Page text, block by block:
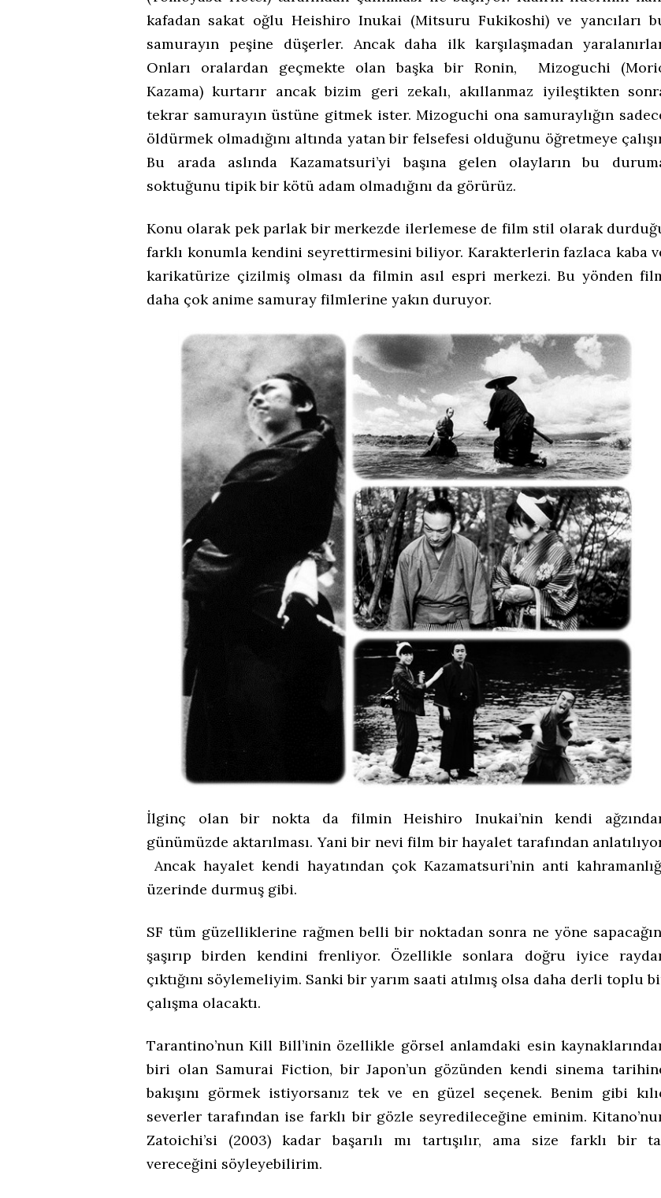
kafadan sakat oğlu Heishiro Inukai (Mitsuru Fukikoshi) ve yancıları
samurayın peşine düşerler. Ancak daha ilk karşılaşmadan
Onları oralardan geçmekte olan başka bir Ronin, Mizoguchi
Kazama) kurtarır ancak bizim geri zekalı, akıllanmaz iyileştikten
tekrar samurayın üstüne gitmek ister. Mizoguchi ona samuraylığın
öldürmek olmadığını altında yatan bir felsefesi olduğunu öğretmeye
Bu arada aslında Kazamatsuri’yi başına gelen olayların bu
soktuğunu tipik bir kötü adam olmadığını da görürüz.
Konu olarak pek parlak bir merkezde ilerlemese de film stil olarak
farklı konumla kendini seyrettirmesini biliyor. Karakterlerin fazlaca kaba
karikatürize çizilmiş olması da filmin asıl espri merkezi. Bu yönden
daha çok anime samuray filmlerine yakın duruyor.
İlginç olan bir nokta da filmin Heishiro Inukai’nin kendi
günümüzde aktarılması. Yani bir nevi film bir hayalet tarafından
Ancak hayalet kendi hayatından çok Kazamatsuri’nin anti
üzerinde durmuş gibi.
SF tüm güzelliklerine rağmen belli bir noktadan sonra ne yöne
şaşırıp birden kendini frenliyor. Özellikle sonlara doğru iyice
çıktığını söylemeliyim. Sanki bir yarım saati atılmış olsa daha derli toplu
çalışma olacaktı.
Tarantino’nun Kill Bill’inin özellikle görsel anlamdaki esin
biri olan Samurai Fiction, bir Japon’un gözünden kendi sinema
bakışını görmek istiyorsanız tek ve en güzel seçenek. Benim gibi
severler tarafından ise farklı bir gözle seyredileceğine eminim.
Zatoichi’si (2003) kadar başarılı mı tartışılır, ama size farklı bir
vereceğini söyleyebilirim.